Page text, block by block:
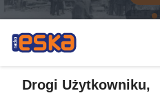
Drogi Użytkowniku,